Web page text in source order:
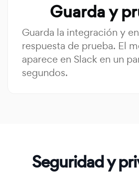
Guarda y
Guarda la integración y
respuesta de prueba. El
aparece en Slack en un
segundos.
Seguridad y